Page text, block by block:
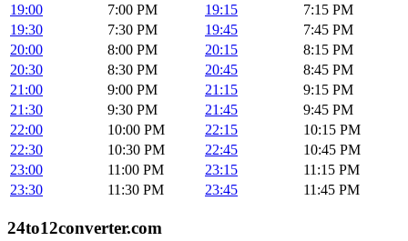
19:00
7:00 PM 19:15
7:15 PM
19:30
7:30 PM 19:45
7:45 PM
20:00
8:00 PM 20:15
8:15 PM
20:30
8:30 PM 20:45
8:45 PM
21:00
9:00 PM 21:15
9:15 PM
21:30
9:30 PM 21:45
9:45 PM
22:00
10:00 PM 22:15
10:15 PM
22:30
10:30 PM 22:45
10:45 PM
23:00
11:00 PM 23:15
11:15 PM
23:30
11:30 PM 23:45 11:45 PM
24to12converter.com